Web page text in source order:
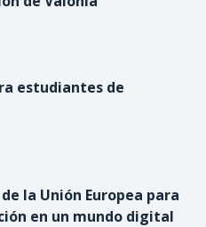
estudiantes de
la Unión Europea para
en un mundo digital